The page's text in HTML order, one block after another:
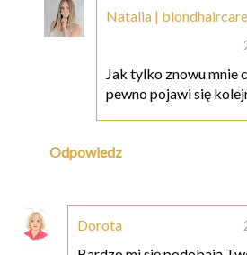
Natalia |
Jak tylko znowu mnie
pewno pojawi się
Odpowiedz
Dorota